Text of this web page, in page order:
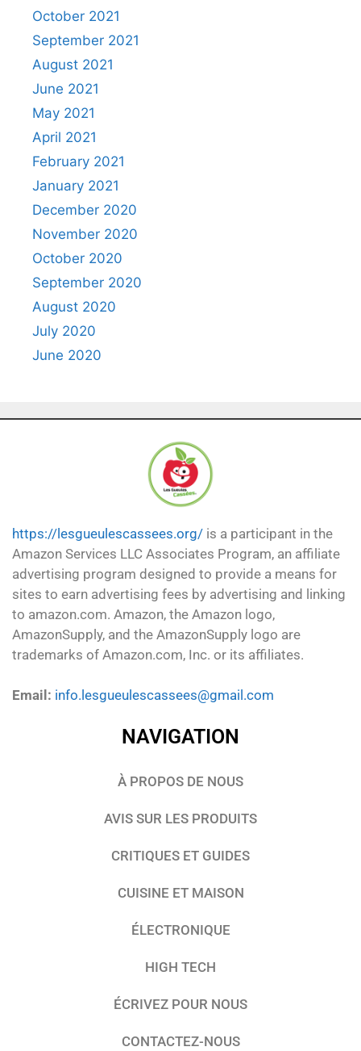
October 2021
September 2021
August 2021
June 2021
May 2021
April 2021
February 2021
January 2021
December 2020
November 2020
October 2020
September 2020
August 2020
July 2020
June 2020
https://lesgueulescassees.org/ is a participant in the
Amazon Services LLC Associates Program, an affiliate
advertising program designed to provide a means for
sites to earn advertising fees by advertising and linking
to amazon.com. Amazon, the Amazon logo,
AmazonSupply, and the AmazonSupply logo are
trademarks of Amazon.com, Inc. or its affiliates.
Email: info.lesgueulescassees@gmail.com
NAVIGATION
À PROPOS DE NOUS
AVIS SUR LES PRODUITS
CRITIQUES ET GUIDES
CUISINE ET MAISON
ÉLECTRONIQUE
HIGH TECH
ÉCRIVEZ POUR NOUS
CONTACTEZ-NOUS